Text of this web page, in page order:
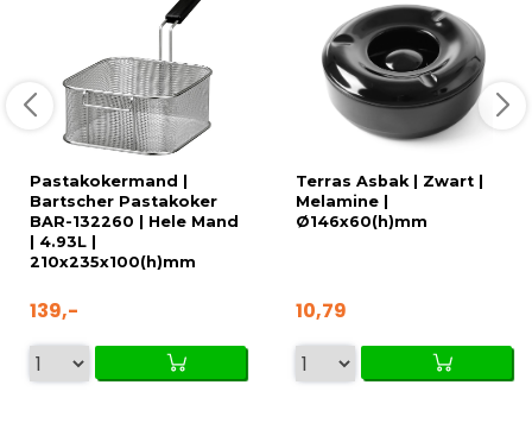
Pastakokermand |
Bartscher Pastakoker
BAR-132260 | Hele Mand
| 4.93L |
210x235x100(h)mm
139,-
Terras Asbak | Zwart |
Melamine |
Ø146x60(h)mm
10,79